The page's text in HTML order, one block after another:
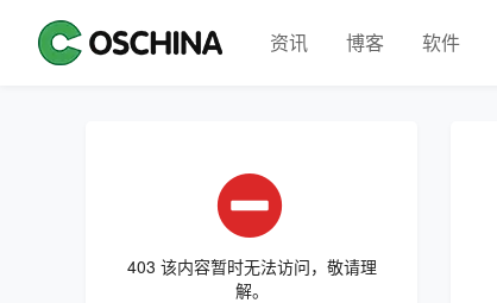
资讯 博客 软件
403 该内容暂时无法访问，敬请理
解。